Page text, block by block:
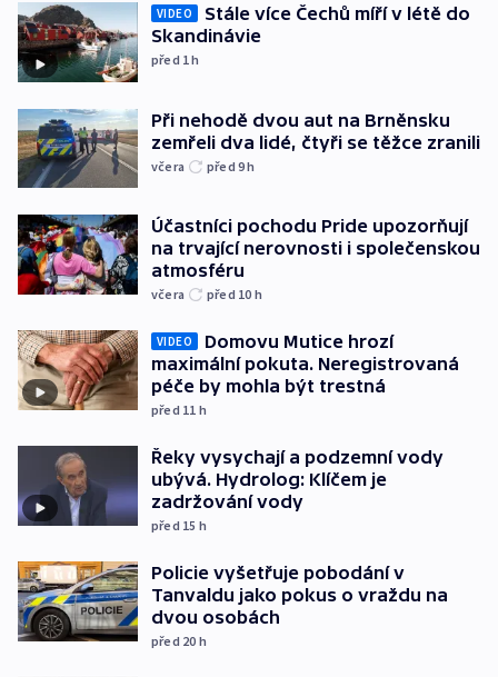
VIDEO
Stále více Čechů míří v létě do
Skandinávie
před 1h
Při nehodě dvou aut na Brněnsku
zemřeli dva lidé, čtyři se těžce zranili
včera před 9h
Účastníci pochodu Pride upozorňují
na trvající nerovnosti i společenskou
atmosféru
včera před 10 h
VIDEO
Domovu Mutice hrozí
maximální pokuta. Neregistrovaná
péče by mohla být trestná
před 11 h
Řeky vysychají a podzemní vody
ubývá. Hydrolog: Klíčem je
zadržování vody
před 15 h
Policie vyšetřuje pobodání v
Tanvaldu jako pokus o vraždu na
dvou osobách
před 20 h